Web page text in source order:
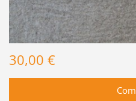
30,00 €